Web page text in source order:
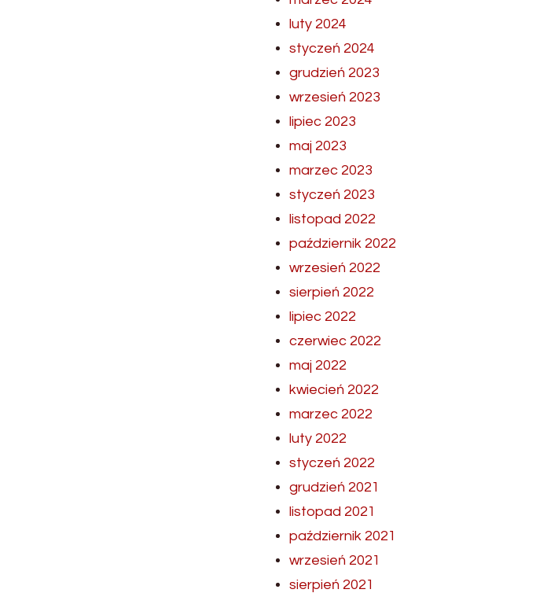
luty 2024
styczeń 2024
grudzień 2023
wrzesień 2023
lipiec 2023
maj 2023
marzec 2023
styczeń 2023
listopad 2022
październik 2022
wrzesień 2022
sierpień 2022
lipiec 2022
czerwiec 2022
maj 2022
kwiecień 2022
marzec 2022
luty 2022
styczeń 2022
grudzień 2021
listopad 2021
październik 2021
wrzesień 2021
sierpień 2021